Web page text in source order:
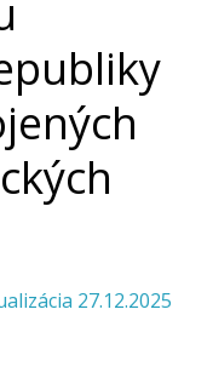
27.12.2025